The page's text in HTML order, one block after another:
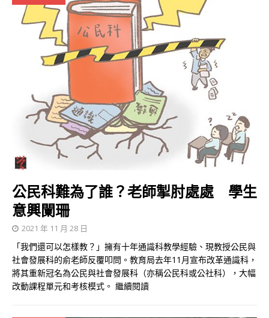
公民科難為了誰？老師掣肘處處 學生
意興闌珊
2021 年 11 月 28 日
「我們還可以怎樣教？」擁有十年通識科教學經驗、現教授公民與
社會發展科的俞老師反覆叩問。教育局去年11月宣布改革通識科，
將其重新冠名為公民與社會發展科（亦稱公民科或公社科），大幅
改動課程單元和考核模式。 繼續閱讀